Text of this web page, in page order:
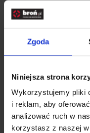
Zgoda
Niniejsza strona
Wykorzystujemy pliki
i reklam, aby
analizować ruch w
korzystasz z naszej